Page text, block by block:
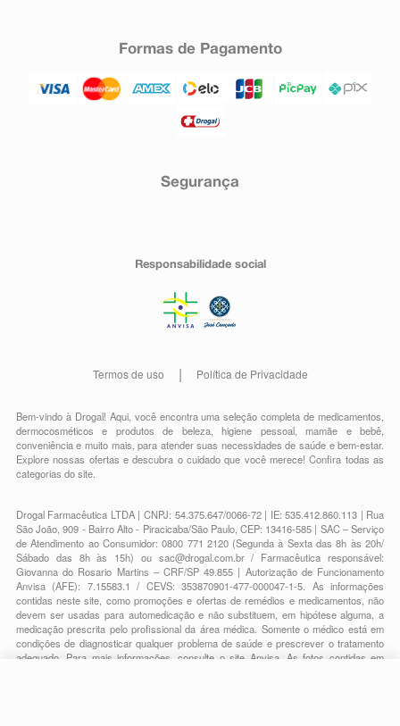
Formas de Pagamento
Segurança
Responsabilidade social
Termos de uso Política de Privacidade
Bem-vindo à Drogal! Aqui, você encontra uma seleção completa demedicamentos
dermocosméticos e produtos de beleza,higiene pessoal,mamãe e bebê
conveniênciae muito mais, para atender suas necessidades de saúde e bem-estar.
Explore nossas ofertas e descubra o cuidado que você merece!Confira todas as
categorias do site.
Drogal Farmacêutica LTDA | CNPJ: 54.375.647/0066-72 | IE: 535.412.860.113 | Rua
São João, 909 - Bairro Alto - Piracicaba/São Paulo, CEP: 13416-585 | SAC – Serviço
de Atendimento ao Consumidor: 0800 771 2120 (Segunda à Sexta das 8h às 20h/
Sábado das 8h às 15h) ou sac@drogal.com.br/ Farmacêutica responsável:
Giovanna do Rosario Martins – CRF/SP 49.855 | Autorização de Funcionamento
Anvisa (AFE): 7.15583.1 / CEVS: 353870901-477-000047-1-5. As informações
contidas neste site, como promoções e ofertas de remédios e medicamentos, não
devem ser usadas para automedicação e não substituem, em hipótese alguma, a
medicação prescrita pelo profissional da área médica. Somente o médico está em
condições de diagnosticar qualquer problema de saúde e prescrever o tratamento
adequado. Para mais informações, consulte o site Anvisa. As fotos contidas em